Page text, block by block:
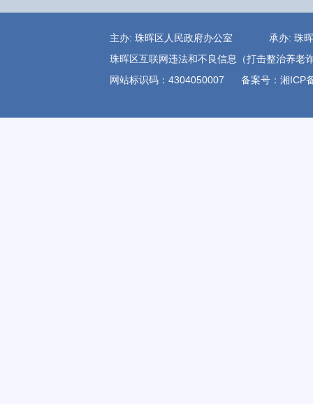
主办: 珠晖区人民政府办公室 承办:
珠晖区互联网违法和不良信息（打击整治养
网站标识码：4304050007
备案号：湘ICP